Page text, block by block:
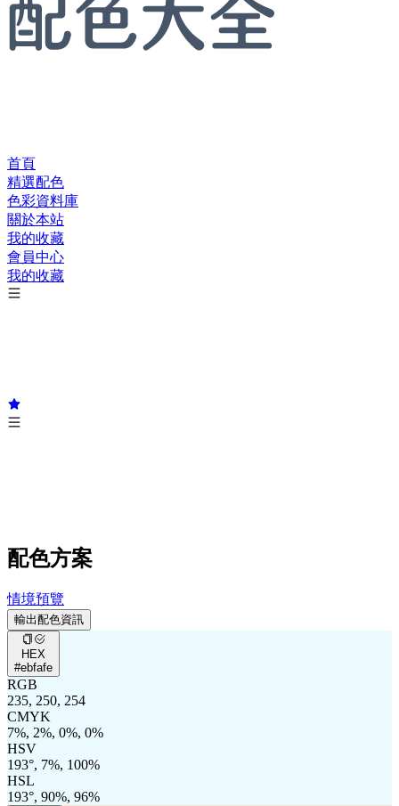
首頁
精選配色
色彩資料庫
關於本站
我的收藏
會員中心
我的收藏
配色方案
情境預覽
輸出配色資訊
HEX
#ebfafe
RGB
235, 250, 254
CMYK
7%, 2%, 0%, 0%
HSV
193°, 7%, 100%
HSL
193°, 90%, 96%